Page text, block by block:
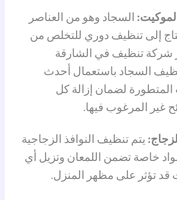
السجاد وهو من العناصر
إلى تنظيف دوري للتخلص من
شركة تنظيف في الشارقة
السجاد باستعمال أحدث
المتطورة لضمان إزالة كل
غير المرغوب فيها.
يتم تنظيف النوافذ الزجاجية
خاصة تضمن اللمعان وتزيل أي
قد تؤثر على مظهر المنزل.